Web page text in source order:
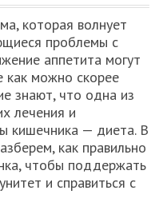
которая волнует
проблемы с
аппетита могут
как можно скорее
знают, что одна из
лечения и
кишечника — диета. В
как правильно
чтобы поддержать
и справиться с